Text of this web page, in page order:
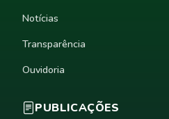
Notícias
Transparência
Ouvidoria
PUBLICAÇÕES